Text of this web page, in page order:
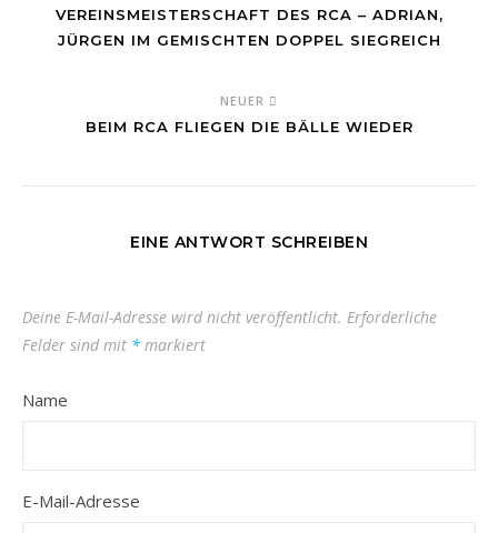
VEREINSMEISTERSCHAFT DES RCA – ADRIAN,
JÜRGEN IM GEMISCHTEN DOPPEL SIEGREICH
NEUER
BEIM RCA FLIEGEN DIE BÄLLE WIEDER
EINE ANTWORT SCHREIBEN
Deine E-Mail-Adresse wird nicht veröffentlicht. Erforderliche
Felder sind mit * markiert
Name
E-Mail-Adresse